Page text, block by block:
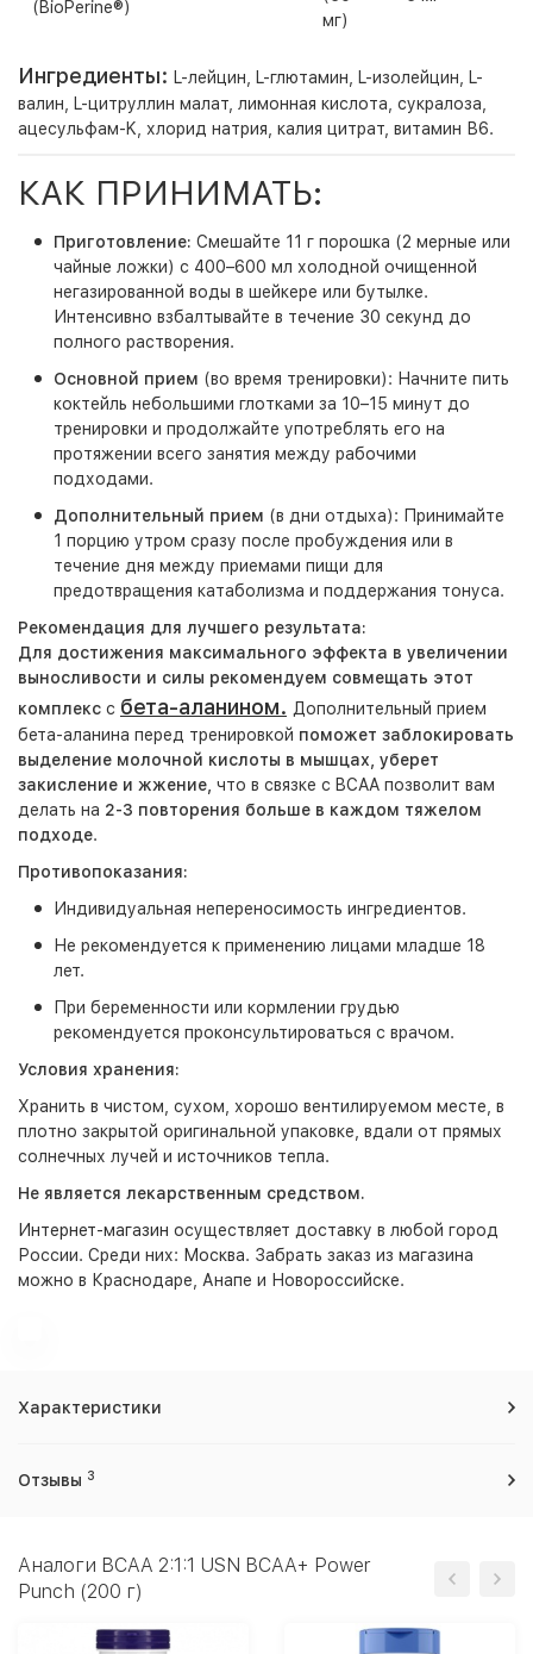
(BioPerine®)
мг)
Ингредиенты: L-лейцин, L-глютамин, L-изолейцин, L-
валин, L-цитруллин малат, лимонная кислота, сукралоза,
ацесульфам-K, хлорид натрия, калия цитрат, витамин В6.
КАК ПРИНИМАТЬ:
Приготовление: Смешайте 11 г порошка (2 мерные или
чайные ложки) с 400–600 мл холодной очищенной
негазированной воды в шейкере или бутылке.
Интенсивно взбалтывайте в течение 30 секунд до
полного растворения.
Основной прием (во время тренировки): Начните пить
коктейль небольшими глотками за 10–15 минут до
тренировки и продолжайте употреблять его на
протяжении всего занятия между рабочими
подходами.
Дополнительный прием (в дни отдыха): Принимайте
1 порцию утром сразу после пробуждения или в
течение дня между приемами пищи для
предотвращения катаболизма и поддержания тонуса.
Рекомендация для лучшего результата:
Для достижения максимального эффекта в увеличении
выносливости и силы рекомендуем совмещать этот
комплекс с бета-аланином. Дополнительный прием
бета-аланина перед тренировкой поможет заблокировать
выделение молочной кислоты в мышцах, уберет
закисление и жжение, что в связке с BCAA позволит вам
делать на 2-3 повторения больше в каждом тяжелом
подходе.
Противопоказания:
Индивидуальная непереносимость ингредиентов.
Не рекомендуется к применению лицами младше 18
лет.
При беременности или кормлении грудью
рекомендуется проконсультироваться с врачом.
Условия хранения:
Хранить в чистом, сухом, хорошо вентилируемом месте, в
плотно закрытой оригинальной упаковке, вдали от прямых
солнечных лучей и источников тепла.
Не является лекарственным средством.
Интернет-магазин осуществляет доставку в любой город
России. Среди них: Москва. Забрать заказ из магазина
можно в Краснодаре, Анапе и Новороссийске.
Характеристики
Отзывы 3
Аналоги BCAA 2:1:1 USN BCAA+ Power
Punch (200 г)